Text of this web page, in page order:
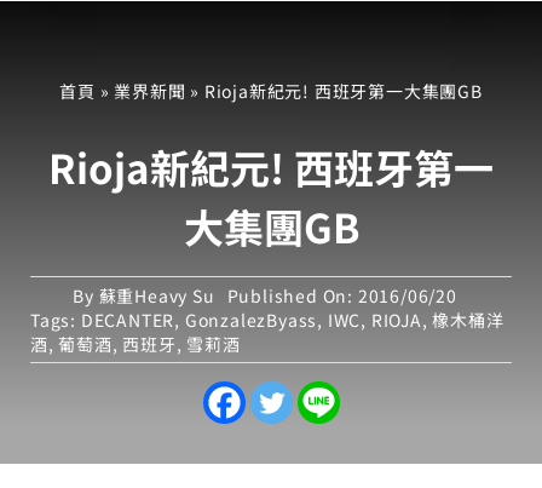
首頁 » 業界新聞 » Rioja新紀元! 西班牙第一大集團GB
Rioja新紀元! 西班牙第一
大集團GB
By 蘇重Heavy Su
Published On: 2016/06/20
Tags: DECANTER, GonzalezByass, IWC, RIOJA,橡木桶洋
酒,葡萄酒, 西班牙, 雪莉酒